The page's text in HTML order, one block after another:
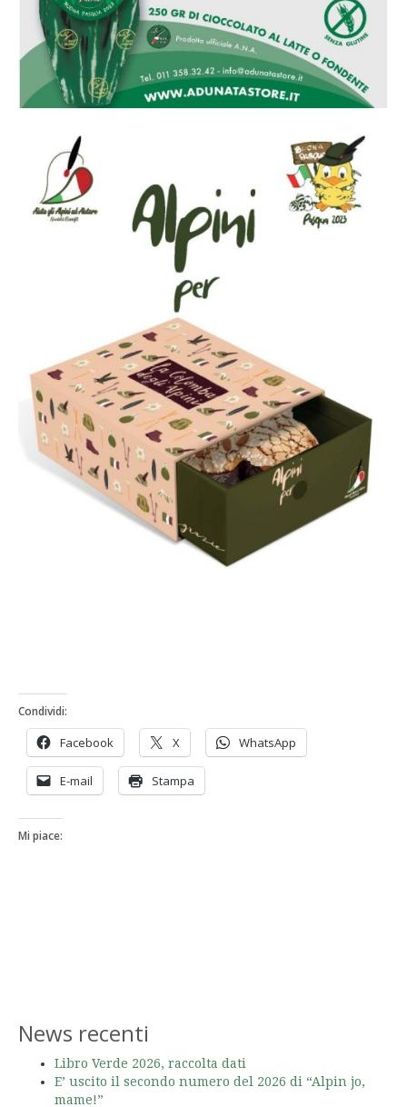
Condividi:
Facebook X WhatsApp
E-mail Stampa
Mi piace:
News recenti
Libro Verde 2026, raccolta dati
E’ uscito il secondo numero del 2026 di “Alpin jo,
mame!”